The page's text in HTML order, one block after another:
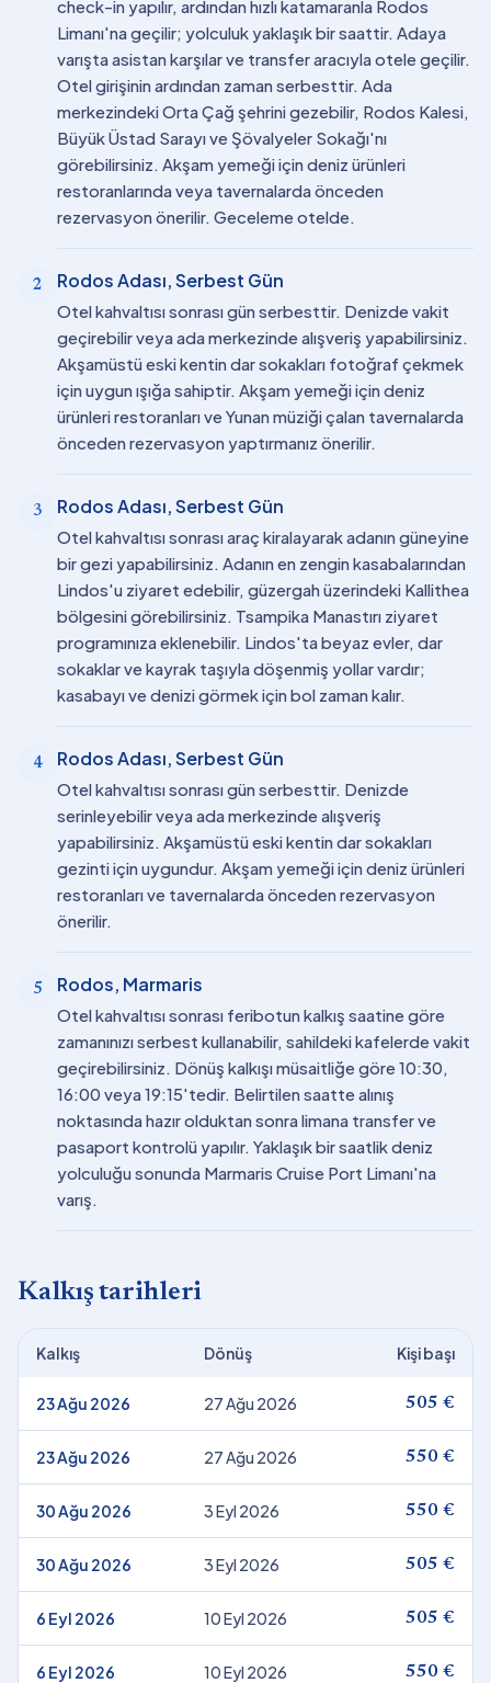
check-in yapılır, ardından hızlı katamaranla Rodos
Limanı'na geçilir; yolculuk yaklaşık bir saattir. Adaya
varışta asistan karşılar ve transfer aracıyla otele geçilir.
Otel girişinin ardından zaman serbesttir. Ada
merkezindeki Orta Çağ şehrini gezebilir, Rodos Kalesi,
Büyük Üstad Sarayı ve Şövalyeler Sokağı'nı
görebilirsiniz. Akşam yemeği için deniz ürünleri
restoranlarında veya tavernalarda önceden
rezervasyon önerilir. Geceleme otelde.
2 Rodos Adası, Serbest Gün
Otel kahvaltısı sonrası gün serbesttir. Denizde vakit
geçirebilir veya ada merkezinde alışveriş yapabilirsiniz.
Akşamüstü eski kentin dar sokakları fotoğraf çekmek
için uygun ışığa sahiptir. Akşam yemeği için deniz
ürünleri restoranları ve Yunan müziği çalan tavernalarda
önceden rezervasyon yaptırmanız önerilir.
3 Rodos Adası, Serbest Gün
Otel kahvaltısı sonrası araç kiralayarak adanın güneyine
bir gezi yapabilirsiniz. Adanın en zengin kasabalarından
Lindos'u ziyaret edebilir, güzergah üzerindeki Kallithea
bölgesini görebilirsiniz. Tsampika Manastırı ziyaret
programınıza eklenebilir. Lindos'ta beyaz evler, dar
sokaklar ve kayrak taşıyla döşenmiş yollar vardır;
kasabayı ve denizi görmek için bol zaman kalır.
4 Rodos Adası, Serbest Gün
Otel kahvaltısı sonrası gün serbesttir. Denizde
serinleyebilir veya ada merkezinde alışveriş
yapabilirsiniz. Akşamüstü eski kentin dar sokakları
gezinti için uygundur. Akşam yemeği için deniz ürünleri
restoranları ve tavernalarda önceden rezervasyon
önerilir.
5 Rodos, Marmaris
Otel kahvaltısı sonrası feribotun kalkış saatine göre
zamanınızı serbest kullanabilir, sahildeki kafelerde vakit
geçirebilirsiniz. Dönüş kalkışı müsaitliğe göre 10:30,
16:00 veya 19:15'tedir. Belirtilen saatte alınış
noktasında hazır olduktan sonra limana transfer ve
pasaport kontrolü yapılır. Yaklaşık bir saatlik deniz
yolculuğu sonunda Marmaris Cruise Port Limanı'na
varış.
Kalkış tarihleri
Kalkış Dönüş Kişi başı
23 Ağu 2026 27 Ağu 2026 505 €
23 Ağu 2026 27 Ağu 2026 550 €
30 Ağu 2026 3 Eyl 2026 550 €
30 Ağu 2026 3 Eyl 2026 505 €
6 Eyl 2026 10 Eyl 2026 505 €
6 Eyl 2026 10 Eyl 2026 550 €